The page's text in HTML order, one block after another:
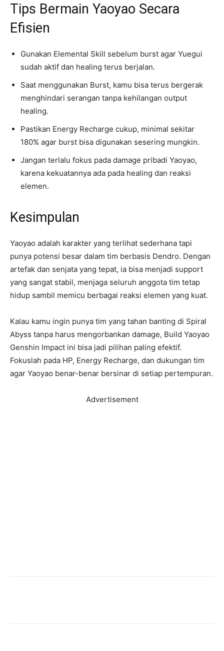
Tips Bermain Yaoyao Secara
Efisien
Gunakan Elemental Skill sebelum burst agar Yuegui
sudah aktif dan healing terus berjalan.
Saat menggunakan Burst, kamu bisa terus bergerak
menghindari serangan tanpa kehilangan output
healing.
Pastikan Energy Recharge cukup, minimal sekitar
180% agar burst bisa digunakan sesering mungkin.
Jangan terlalu fokus pada damage pribadi Yaoyao,
karena kekuatannya ada pada healing dan reaksi
elemen.
Kesimpulan
Yaoyao adalah karakter yang terlihat sederhana tapi
punya potensi besar dalam tim berbasis Dendro. Dengan
artefak dan senjata yang tepat, ia bisa menjadi support
yang sangat stabil, menjaga seluruh anggota tim tetap
hidup sambil memicu berbagai reaksi elemen yang kuat.
Kalau kamu ingin punya tim yang tahan banting di Spiral
Abyss tanpa harus mengorbankan damage, Build Yaoyao
Genshin Impact ini bisa jadi pilihan paling efektif.
Fokuslah pada HP, Energy Recharge, dan dukungan tim
agar Yaoyao benar-benar bersinar di setiap pertempuran.
Advertisement